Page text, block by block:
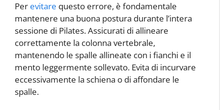
Per evitare questo errore, è fondamentale
mantenere una buona postura durante l’intera
sessione di Pilates. Assicurati di allineare
correttamente la colonna vertebrale,
mantenendo le spalle allineate con i fianchi e il
mento leggermente sollevato. Evita di incurvare
eccessivamente la schiena o di affondare le
spalle.